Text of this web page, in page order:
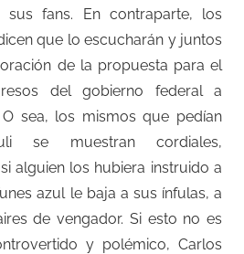
fans. En contraparte, los
que lo escucharán y juntos
de la propuesta para el
del gobierno federal a
sea, los mismos que pedían
se muestran cordiales,
alguien los hubiera instruido a
azul le baja a sus ínfulas, a
de vengador. Si esto no es
y polémico, Carlos